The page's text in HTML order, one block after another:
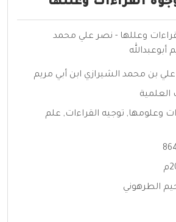
وعللها - نصر علي محمد
أبوعبدالله
بن محمد الشيرازي ابن أبي مريم
العلمية
وعلومها, توجيه القراءات, علم
الطرهوني